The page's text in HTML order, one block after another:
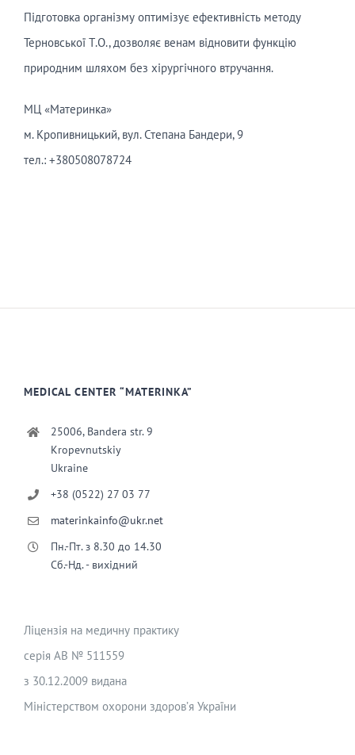
Підготовка організму оптимізує ефективність методу
Терновської Т.О., дозволяє венам відновити функцію
природним шляхом без хірургічного втручання.
МЦ «Материнка»
м. Кропивницький, вул. Степана Бандери, 9
тел.: +380508078724
MEDICAL CENTER “MATERINKA”
25006, Bandera str. 9
Kropevnutskiy
Ukraine
+38 (0522) 27 03 77
materinkainfo@ukr.net
Пн.-Пт. з 8.30 до 14.30
Сб.-Нд. - вихідний
Ліцензія на медичну практику
серія АВ № 511559
з 30.12.2009 видана
Міністерством охорони здоров’я України